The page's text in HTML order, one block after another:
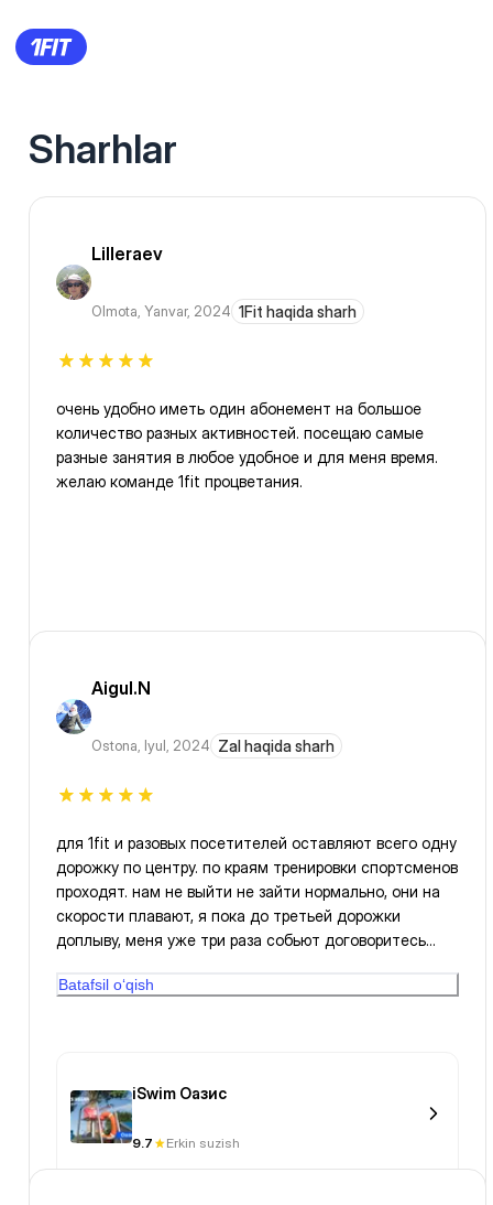
Sharhlar
Lilleraev
Olmota, Yanvar, 2024 1Fit haqida sharh
очень удобно иметь один абонемент на большое
количество разных активностей. посещаю самые
разные занятия в любое удобное и для меня время.
желаю команде 1fit процветания.
Aigul.N
Ostona, Iyul, 2024 Zal haqida sharh
для 1fit и разовых посетителей оставляют всего одну
дорожку по центру. по краям тренировки спортсменов
проходят. нам не выйти не зайти нормально, они на
скорости плавают, я пока до третьей дорожки
доплыву, меня уже три раза собьют договоритесь
мы не плавцы, мы же отдыхаем пока плаваем
Batafsil o‘qish
iSwim Оазис
9.7 Erkin suzish